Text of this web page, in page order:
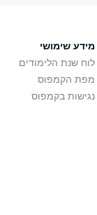
מידע שימושי
לוח שנת הלימודים
מפת הקמפוס
נגישות בקמפוס